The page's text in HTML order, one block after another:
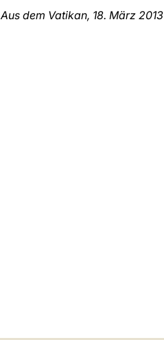
Aus dem Vatikan, 18. März 2013